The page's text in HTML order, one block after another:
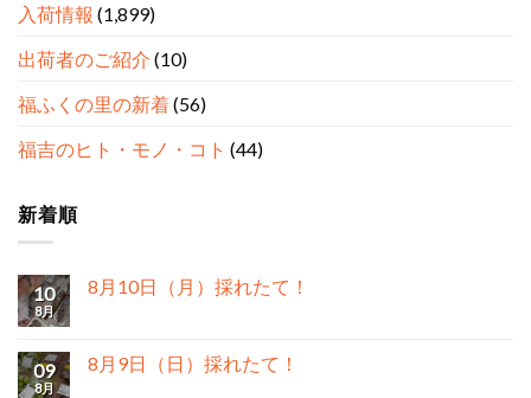
入荷情報 (1,899)
出荷者のご紹介 (10)
福ふくの里の新着(56)
福吉のヒト・モノ・コト (44)
新着順
10
8月
8月10日（月）採れたて！
09
8月
8月9日（日）採れたて！